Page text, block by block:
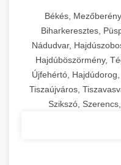
Békés,
Biharkeresztes,
Nádudvar,
Hajdúböszörmény,
Újfehértó,
Tiszaújváros,
Szikszó,